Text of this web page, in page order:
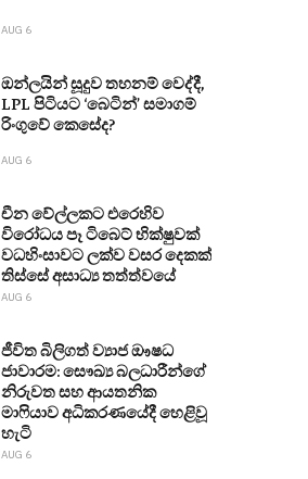
AUG 6
ඔන්ලයින් සූදුව තහනම් වෙද්දී,
LPL පිටියට ‘බෙටින්’ සමාගම්
රිංගුවේ කෙසේද?
AUG 6
චීන වේල්ලකට එරෙහිව
විරෝධය පෑ ටිබෙට් භික්ෂුවක්
වධහිංසාවට ලක්ව වසර දෙකක්
තිස්සේ අසාධ්‍ය තත්ත්වයේ
AUG 6
ජීවිත බිලිගත් ව්‍යාජ ඖෂධ
ජාවාරම: සෞඛ්‍ය බලධාරීන්ගේ
නිරුවත සහ ආයතනික
මාෆියාව අධිකරණයේදී හෙළිවූ
හැටි
AUG 6